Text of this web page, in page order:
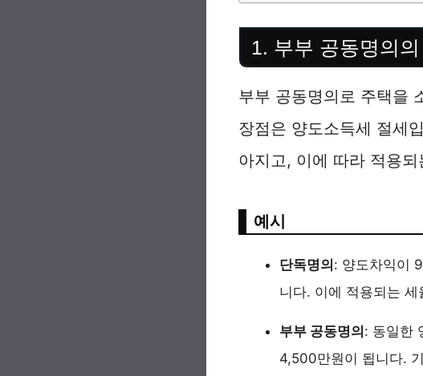
1. 부부 공동명의
부부 공동명의로 주택을
장점은 양도소득세 절세
아지고, 이에 따라 적용
예시
단독명의: 양도차익이
니다. 이에 적용되는
부부 공동명의: 동일한
4,500만원이 됩니다.